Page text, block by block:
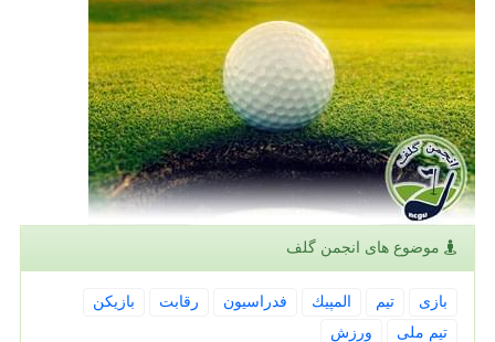
موضوع های انجمن گلف
بازی تیم المپیك فدراسیون رقابت
بازیكن
تیم ملی
ورزش